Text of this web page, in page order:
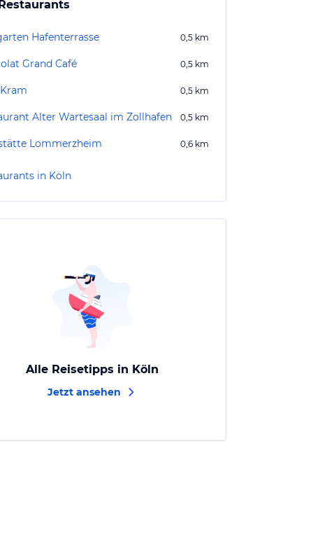
Hafenterrasse 0,5 km
Grand Café 0,5 km
0,5 km
Alter Wartesaal im Zollhafen 0,5 km
Lommerzheim 0,6 km
in Köln
Alle Reisetipps in Köln
Jetzt ansehen